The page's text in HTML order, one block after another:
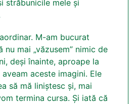
străbunicile mele și
M-am bucurat
nu mai „văzusem” nimic de
deși înainte, aproape la
aceste imagini. Ele
să mă liniștesc și, mai
termina cursa. Și iată că